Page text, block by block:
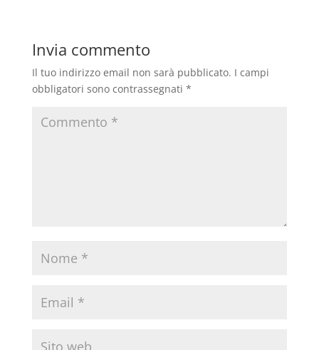
Invia commento
Il tuo indirizzo email non sarà pubblicato. I campi
obbligatori sono contrassegnati *